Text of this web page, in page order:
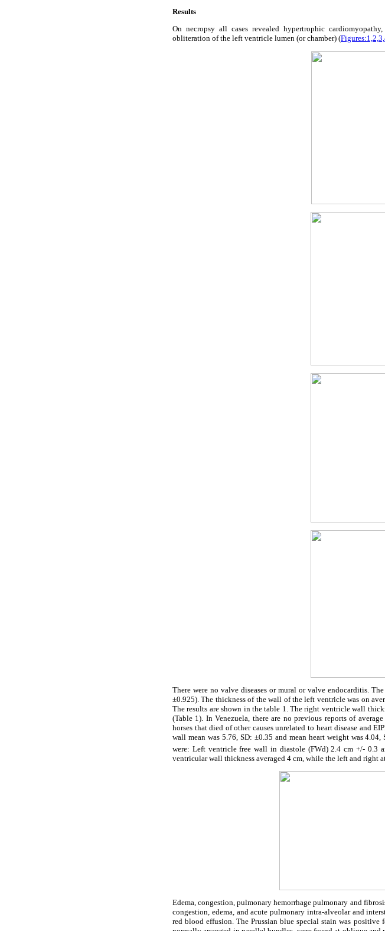
Results
On necropsy all cases revealed hypertrophic
obliteration of the left ventricle lumen (or chamber) (
There were no valve diseases or mural or valve endocarditis.
±0.925). The thickness of the wall of the left ventricle was on
The results are shown in the table 1. The right ventricle wall
(Table 1). In Venezuela, there are no previous reports of
horses that died of other causes unrelated to heart disease and
wall mean was 5.76, SD: ±0.35 and mean heart weight was
were: Left ventricle free wall in diastole (FWd) 2.4 cm +/-
ventricular wall thickness averaged 4 cm, while the left and right
Edema, congestion, pulmonary hemorrhage pulmonary and
congestion, edema, and acute pulmonary intra-alveolar and
red blood effusion. The Prussian blue special stain was